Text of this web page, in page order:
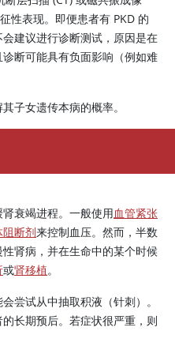
性表现。即便患者有 PKD 的
建议进行诊断测试，原因是在
断可能具有负面影响（例如难
子女遗传本病的概率。
衰竭进程。一般使用血管紧张
阻断剂来控制血压。然而，半数
肾病，并在生命中的某个时候
或肾移植。
尝试从中抽取积液（针刺）。
长期预后。若症状很严重，则